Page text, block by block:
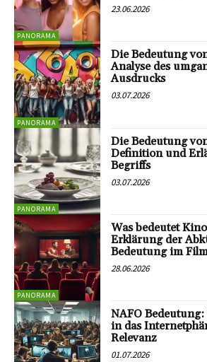
PANORAMA
23.06.2026
PANORAMA
Die Bedeutung
Analyse des
Ausdrucks
03.07.2026
PANORAMA
Die Bedeutung
Definition und
Begriffs
03.07.2026
PANORAMA
Was bedeutet
Erklärung der
Bedeutung im
28.06.2026
NAFO
in das
Relevanz
01.07.2026